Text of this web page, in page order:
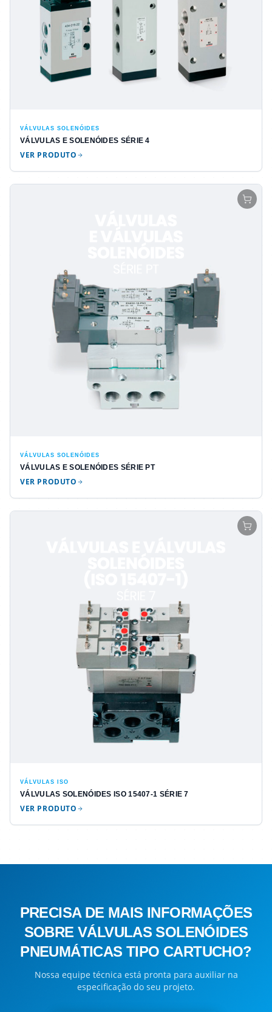
VÁLVULAS SOLENÓIDES
VÁLVULAS E SOLENÓIDES SÉRIE 4
VER PRODUTO
VÁLVULAS SOLENÓIDES
VÁLVULAS E SOLENÓIDES SÉRIE PT
VER PRODUTO
VÁLVULAS ISO
VÁLVULAS SOLENÓIDES ISO 15407-1 SÉRIE 7
VER PRODUTO
PRECISA DE MAIS INFORMAÇÕES
SOBRE VÁLVULAS SOLENÓIDES
PNEUMÁTICAS TIPO CARTUCHO?
Nossa equipe técnica está pronta para auxiliar na
especificação do seu projeto.